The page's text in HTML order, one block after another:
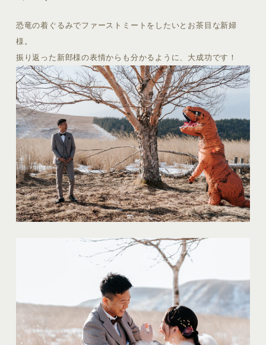
恐竜の着ぐるみでファーストミートをしたいとお茶目な新婦
様。
振り返った新郎様の表情からも分かるように、大成功です！